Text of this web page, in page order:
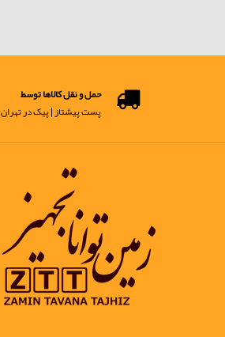
حمل و نقل کالاها توسط
پست پیشتاز | پیک در تهران